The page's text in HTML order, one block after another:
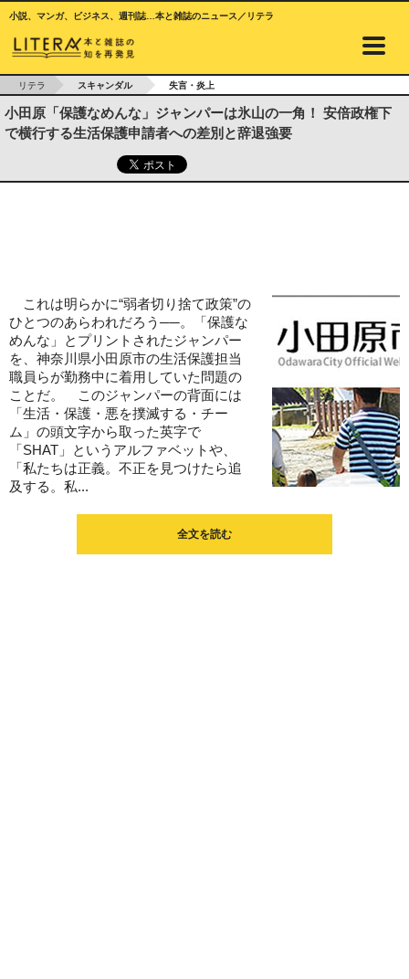
小説、マンガ、ビジネス、週刊誌…本と雑誌のニュース／リテラ
リテラ スキャンダル 失言・炎上
小田原「保護なめんな」ジャンパーは氷山の一角！ 安倍政権下
で横行する生活保護申請者への差別と辞退強要
これは明らかに“弱者切り捨て政策”の
ひとつのあらわれだろう──。「保護な
めんな」とプリントされたジャンパー
を、神奈川県小田原市の生活保護担当
職員らが勤務中に着用していた問題の
ことだ。 このジャンパーの背面には
「生活・保護・悪を撲滅する・チー
ム」の頭文字から取った英字で
「SHAT」というアルファベットや、
「私たちは正義。不正を見つけたら追
及する。私...
全文を読む